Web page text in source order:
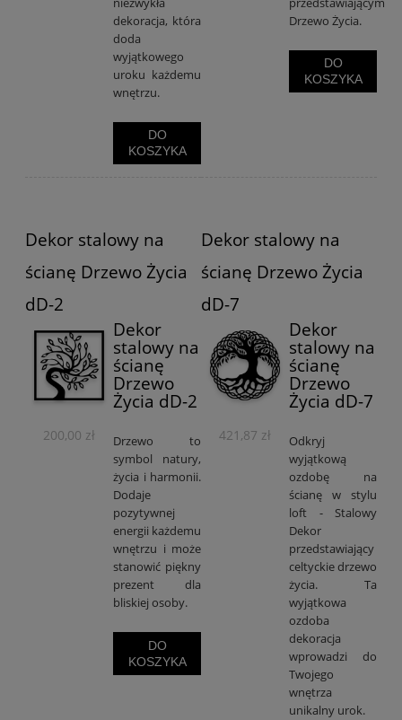
dekoracja, która
doda
wyjątkowego
uroku każdemu
wnętrzu.
DO
KOSZYKA
Drzewo Życia.
DO
KOSZYKA
Dekor stalowy na
ścianę Drzewo Życia
dD-2
200,00 zł
Dekor
stalowy na
ścianę
Drzewo
Życia dD-2
Drzewo to
symbol natury,
życia i harmonii.
Dodaje
pozytywnej
energii każdemu
wnętrzu i może
stanowić piękny
prezent dla
bliskiej osoby.
DO
KOSZYKA
Dekor stalowy na
ścianę Drzewo Życia
dD-7
421,87 zł
Dekor
stalowy na
ścianę
Drzewo
Życia dD-7
Odkryj
wyjątkową
ozdobę na
ścianę w stylu
loft - Stalowy
Dekor
przedstawiający
celtyckie drzewo
życia. Ta
wyjątkowa
ozdoba
dekoracja
wprowadzi do
Twojego
wnętrza
unikalny urok.